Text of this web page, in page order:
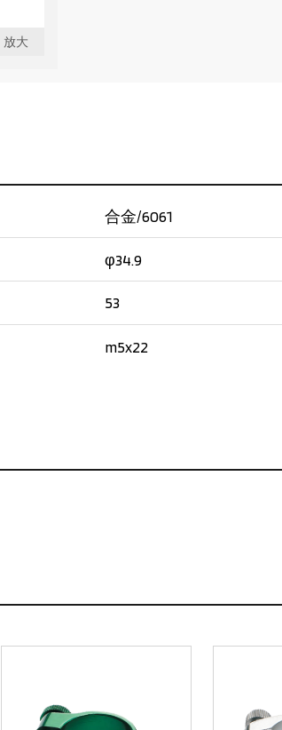
放大
合金/6061
φ34.9
53
m5x22